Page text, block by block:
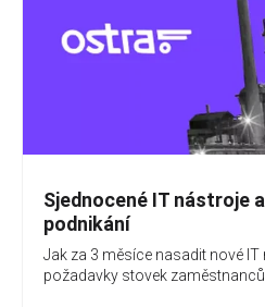
Sjednocené IT nástroje
podnikání
Jak za 3 měsíce nasadit nové
požadavky stovek zaměstnanců